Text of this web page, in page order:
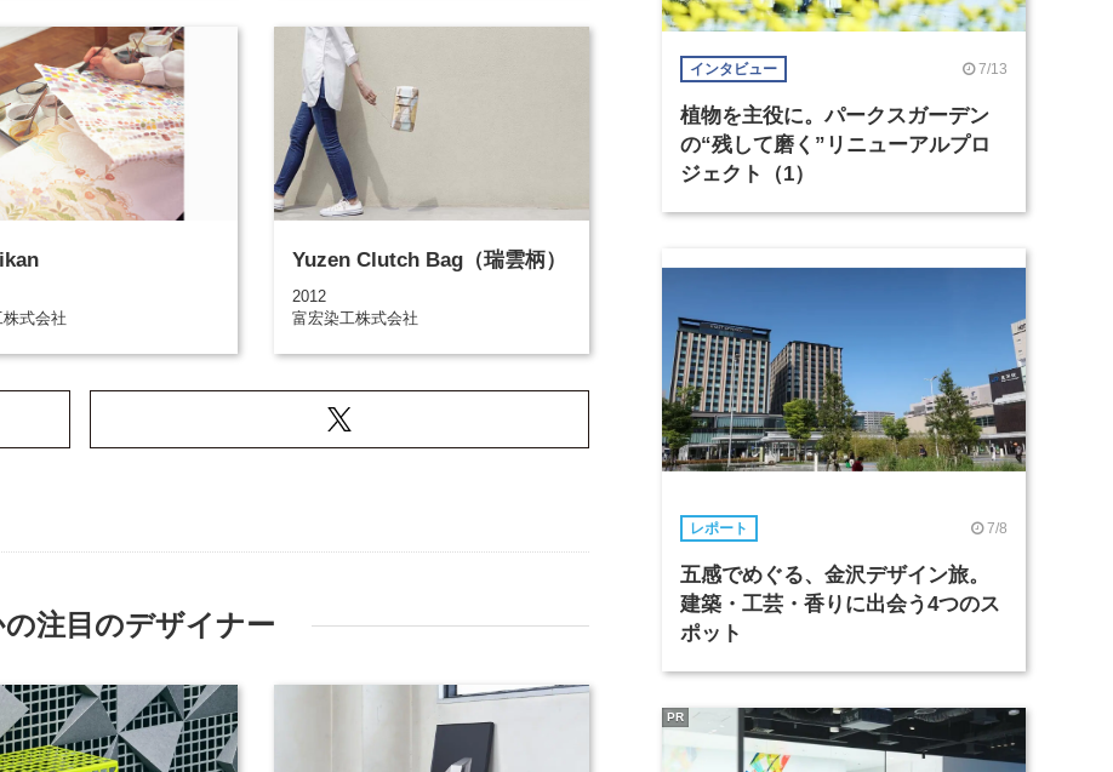
式会社
Yuzen Clutch Bag（瑞雲柄）
2012
富宏染工株式会社
注目のデザイナー
インタビュー 7/13
植物を主役に。パークスガーデン
の“残して磨く”リニューアルプロ
ジェクト（1）
レポート 7/8
五感でめぐる、金沢デザイン旅。
建築・工芸・香りに出会う4つのス
ポット
PR